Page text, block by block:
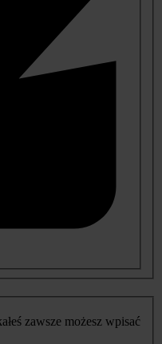
zawsze możesz wpisać